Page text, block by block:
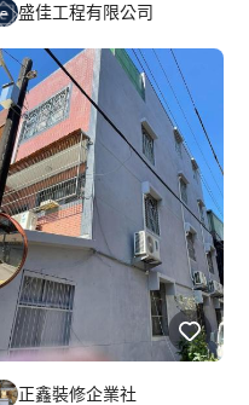
盛佳工程有限公司
正鑫裝修企業社